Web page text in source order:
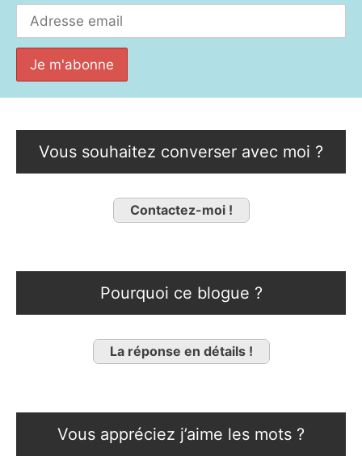
Vous souhaitez converser avec moi ?
Contactez-moi !
Pourquoi ce blogue ?
La réponse en détails !
Vous appréciez j’aime les mots ?